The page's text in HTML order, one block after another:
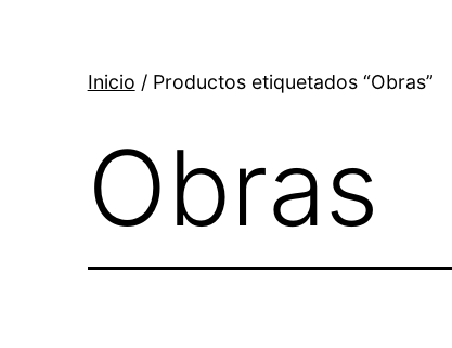
Inicio / Productos etiquetados “Obras”
Obras